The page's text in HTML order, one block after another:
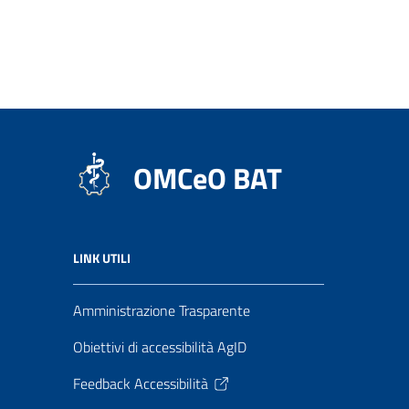
OMCeO BAT
LINK UTILI
Amministrazione Trasparente
Obiettivi di accessibilità AgID
Feedback Accessibilità